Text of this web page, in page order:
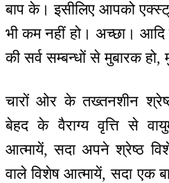
बाप के। इसीलिए आपको
भी कम नहीं हो। अच्छा। आदि
की सर्व सम्बन्धों से मुबारक हो,
चारों ओर के तख्तनशीन
बेहद के वैराग्य वृत्ति से
आत्मायें, सदा अपने श्रेष्ठ
वाले विशेष आत्मायें, सदा एक